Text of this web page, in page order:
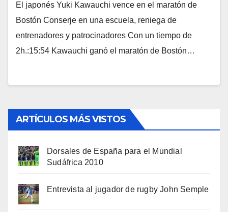
El japonés Yuki Kawauchi vence en el maratón de
Bostón Conserje en una escuela, reniega de
entrenadores y patrocinadores Con un tiempo de
2h.:15:54 Kawauchi ganó el maratón de Bostón…
ARTÍCULOS MÁS VISTOS
Dorsales de España para el Mundial
Sudáfrica 2010
Entrevista al jugador de rugby John Semple